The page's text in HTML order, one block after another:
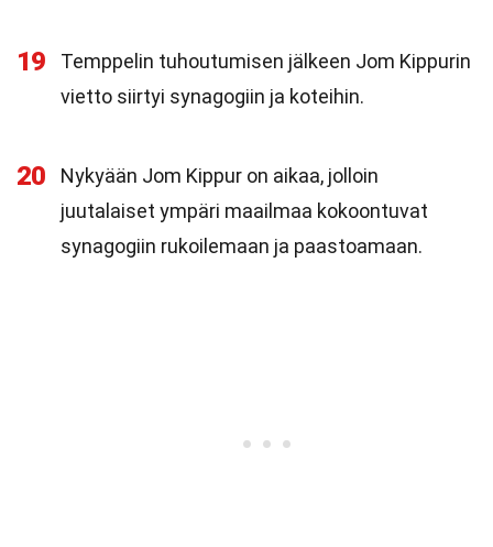
19
Temppelin tuhoutumisen jälkeen Jom Kippurin
vietto siirtyi synagogiin ja koteihin.
20
Nykyään Jom Kippur on aikaa, jolloin
juutalaiset ympäri maailmaa kokoontuvat
synagogiin rukoilemaan ja paastoamaan.